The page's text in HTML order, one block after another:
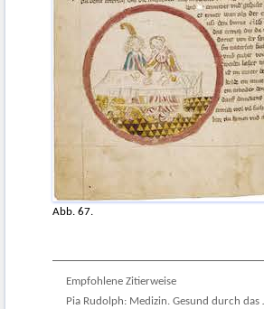
Abb. 67.
Empfohlene Zitierweise
Pia Rudolph: Medizin. Gesund durch das